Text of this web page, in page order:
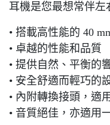
耳機是您最想常伴左
• 搭載高性能的 40
• 卓越的性能和品質
• 提供自然、平衡的
• 安全舒適而輕巧的
• 內附轉換接頭，適
• 音質絕佳，亦適用